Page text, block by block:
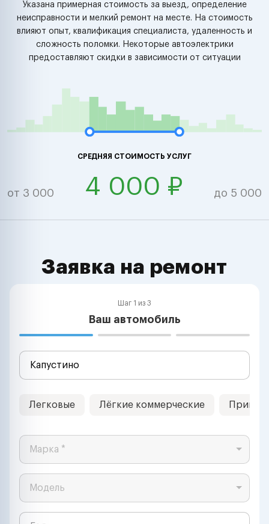
Указана примерная стоимость за выезд, определение
неисправности и мелкий ремонт на месте. На стоимость
влияют опыт, квалификация специалиста, удаленность и
сложность поломки. Некоторые автоэлектрики
предоставляют скидки в зависимости от ситуации
СРЕДНЯЯ СТОИМОСТЬ УСЛУГ
от 3 000 4 000 ₽ до 5 000
Заявка на ремонт
Шаг 1 из 3
Ваш автомобиль
Легковые Лёгкие коммерческие
Марка *
Модель